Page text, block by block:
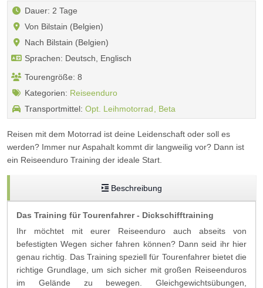
Dauer: 2 Tage
Von Bilstain (Belgien)
Nach Bilstain (Belgien)
Sprachen: Deutsch, Englisch
Tourengröße: 8
Kategorien: Reiseenduro
Transportmittel: Opt. Leihmotorrad Beta
Reisen mit dem Motorrad ist deine Leidenschaft oder soll es
werden? Immer nur Aspahalt kommt dir langweilig vor? Dann ist
ein Reiseenduro Training der ideale Start.
Beschreibung
Das Training für Tourenfahrer - Dickschifftraining
Ihr möchtet mit eurer Reiseenduro auch abseits von
befestigten Wegen sicher fahren können? Dann seid ihr hier
genau richtig. Das Training speziell für Tourenfahrer bietet die
richtige Grundlage, um sich sicher mit großen Reiseenduros
im Gelände zu bewegen. Gleichgewichtsübungen,